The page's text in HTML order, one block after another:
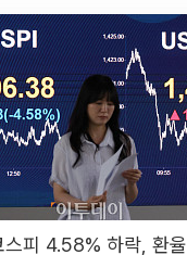
스피 4.58% 하락, 환율